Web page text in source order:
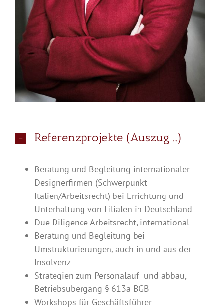
Referenzprojekte (Auszug ...)
Beratung und Begleitung internationaler
Designerfirmen (Schwerpunkt
Italien/Arbeitsrecht) bei Errichtung und
Unterhaltung von Filialen in Deutschland
Due Diligence Arbeitsrecht, international
Beratung und Begleitung bei
Umstrukturierungen, auch in und aus der
Insolvenz
Strategien zum Personalauf- und abbau,
Betriebsübergang § 613a BGB
Workshops für Geschäftsführer